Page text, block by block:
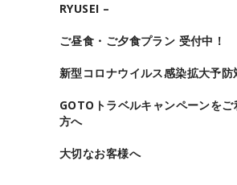
RYUSEI –
ご昼食・ご夕食プラン 受付中！
新型コロナウイルス感染拡大予防
GOTOトラベルキャンペーンをご
方へ
大切なお客様へ